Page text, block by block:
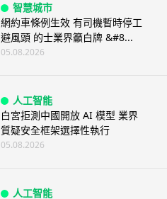
智慧城市
網約車條例生效 有司機暫時停工
避風頭 的士業界籲白牌 &#8...
05.08.2026
人工智能
白宮拒測中國開放 AI 模型 業界
質疑安全框架選擇性執行
05.08.2026
人工智能